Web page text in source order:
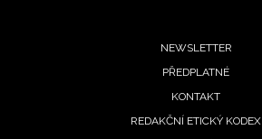
NEWSLETTER
PŘEDPLATNÉ
KONTAKT
REDAKČNÍ ETICKÝ KODEX